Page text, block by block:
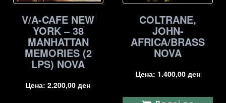
V/A-CAFE NEW
YORK – 38
MANHATTAN
MEMORIES (2
LPS) NOVA
Цена:2.200,00ден
COLTRANE,
JOHN-
AFRICA/BRASS
NOVA
Цена: 1.400,00 ден